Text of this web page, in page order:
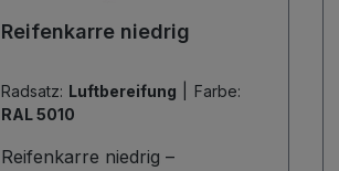
Reifenkarre niedrig
Radsatz: Luftbereifung
Farbe:
RAL 5010
Reifenkarre niedrig –